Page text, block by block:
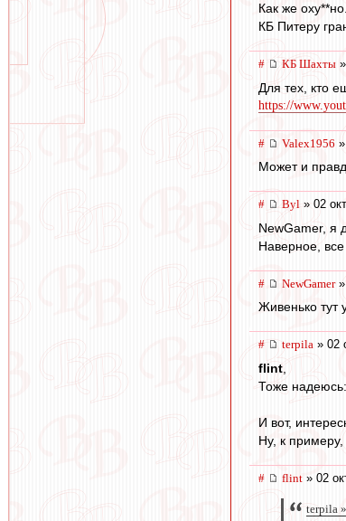
Как же
КБ Питеру
# КБ Шахты
Для тех, кто
https://
# Valex1956
Может и
# Byl » 02
NewGamer, я
Наверное,
# NewGamer»
Живенько тут
# terpila » 02
flint
Тоже
И вот,
Ну, к
# flint » 02
terpila